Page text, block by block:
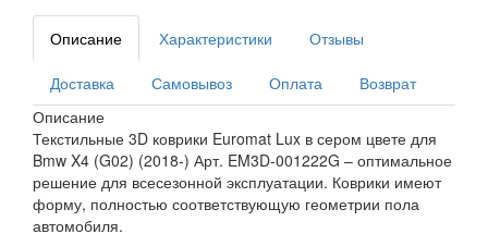
Описание Характеристики Отзывы
Доставка Самовывоз Оплата
Возврат
Описание
Текстильные 3D коврики Euromat Lux в сером цвете для
Bmw X4 (G02) (2018-) Арт. EM3D-001222G – оптимальное
решение для всесезонной эксплуатации. Коврики имеют
форму, полностью соответствующую геометрии пола
автомобиля.